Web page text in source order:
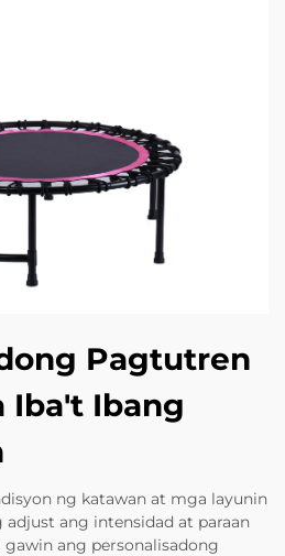
Pagtutren
Iba't Ibang
ng katawan at mga layunin
ang intensidad at paraan
ang personalisadong